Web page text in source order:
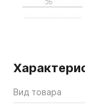
Вид товара